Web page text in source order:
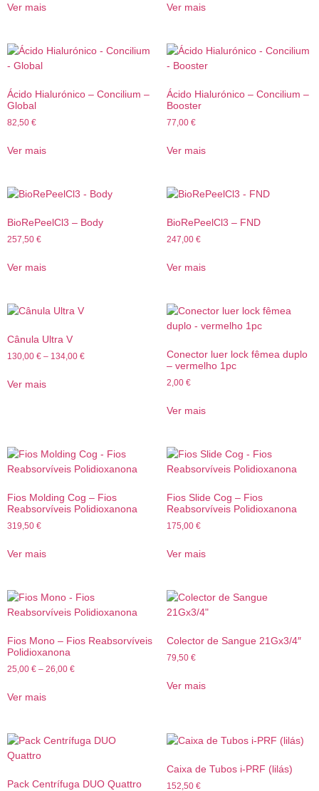
Ver mais Ver mais
Ácido Hialurónico – Concilium –
Global
82,50 €
Ver mais
Ácido Hialurónico – Concilium –
Booster
77,00 €
Ver mais
BioRePeelCl3 – Body
257,50 €
Ver mais
BioRePeelCl3 – FND
247,00 €
Ver mais
Cânula Ultra V
130,00 € – 134,00 €
Ver mais
Conector luer lock fêmea duplo
– vermelho 1pc
2,00 €
Ver mais
Fios Molding Cog – Fios
Reabsorvíveis Polidioxanona
319,50 €
Ver mais
Fios Slide Cog – Fios
Reabsorvíveis Polidioxanona
175,00 €
Ver mais
Fios Mono – Fios Reabsorvíveis
Polidioxanona
25,00 € – 26,00 €
Ver mais
Colector de Sangue 21Gx3/4″
79,50 €
Ver mais
Pack Centrífuga DUO Quattro
Caixa de Tubos i-PRF (lilás)
152,50 €